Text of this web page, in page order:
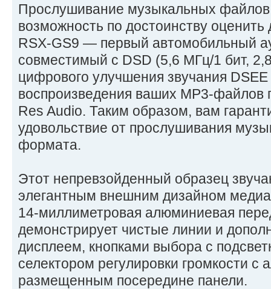
Прослушивание музыкальных файлов
возможность по достоинству
RSX-GS9 — первый автомобильный
совместимый с DSD (5,6 МГц/1 бит,
цифрового улучшения звучания
воспроизведения ваших MP3-файлов
Res Audio. Таким образом, вам
удовольствие от прослушивания
формата.
Этот непревзойденный образец
элегантным внешним дизайном
14-миллиметровая алюминиевая
демонстрирует чистые линии и
дисплеем, кнопками выбора с
селектором регулировки громкости с
размещенным посередине панели.